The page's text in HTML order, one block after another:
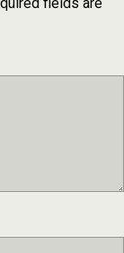
fields are